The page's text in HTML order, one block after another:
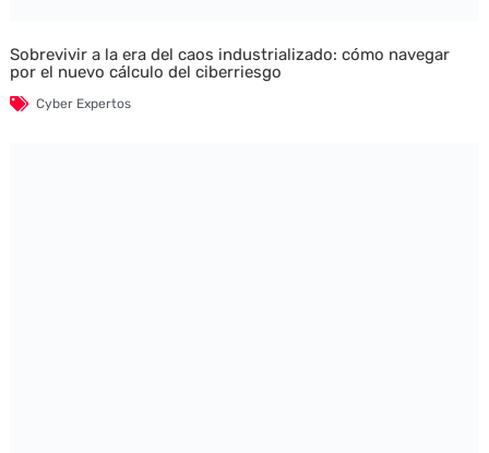
Sobrevivir a la era del caos industrializado: cómo navegar
por el nuevo cálculo del ciberriesgo
Cyber Expertos